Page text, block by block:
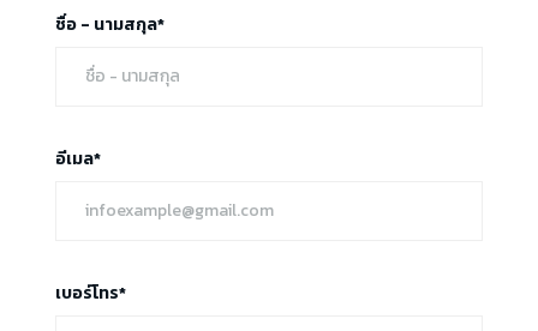
ชื่อ - นามสกุล*
อีเมล*
เบอร์โทร*